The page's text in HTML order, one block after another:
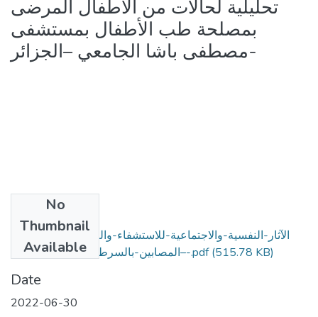
تحليلية لحالات من الأطفال المرضى
بمصلحة طب الأطفال بمستشفى
مصطفى باشا الجامعي –الجزائر-
No
Thumbnail
Available
الآثار-النفسية-والاجتماعية-للاستشفاء-والعلاج-لدى-الأطفال-
المصابين-بالسرطان-وسبل-مواجهتها–-.pdf(515.78 KB)
Date
2022-06-30